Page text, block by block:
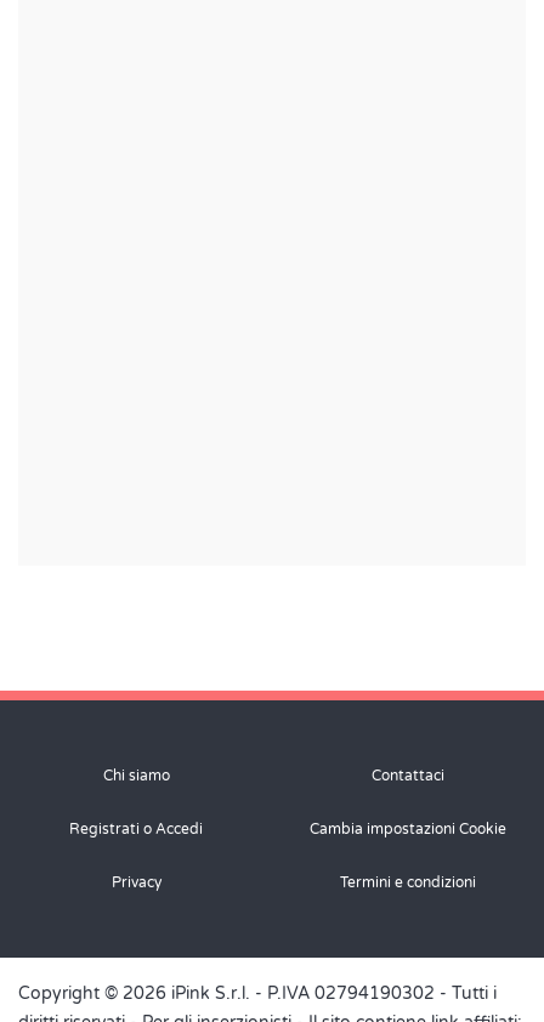
Chi siamo Contattaci
Registrati o Accedi Cambia impostazioni Cookie
Privacy Termini e condizioni
Copyright © 2026 iPink S.r.l. - P.IVA 02794190302 - Tutti i